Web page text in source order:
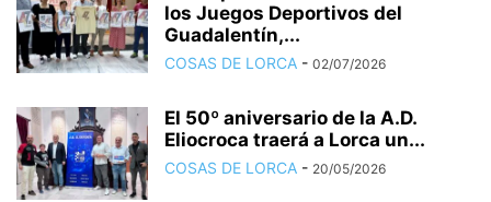
los Juegos Deportivos del
Guadalentín,...
COSAS DE LORCA - 02/07/2026
El 50º aniversario de la A.D.
Eliocroca traerá a Lorca un...
COSAS DE LORCA - 20/05/2026